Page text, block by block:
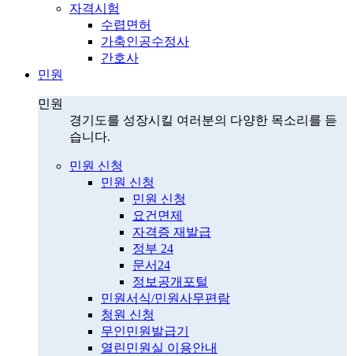
자격시험
수렵면허
가축인공수정사
간호사
민원
민원
경기도를 성장시킬 여러분의 다양한 목소리를 듣
습니다.
민원 신청
민원 신청
민원 신청
요건면제
자격증 재발급
정부 24
문서24
정보공개포털
민원서식/민원사무편람
청원 신청
무인민원발급기
열린민원실 이용안내